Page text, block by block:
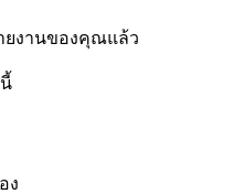
ยงานของคุณแล้ว
ง